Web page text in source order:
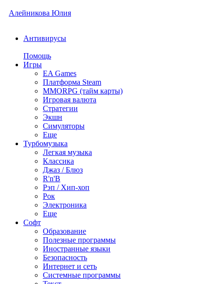
Алейникова Юлия
Антивирусы
Помощь
Игры
EA Games
Платформа Steam
MMORPG (тайм карты)
Игровая валюта
Стратегии
Экшн
Симуляторы
Еще
Турбомузыка
Легкая музыка
Классика
Джаз / Блюз
R'n'B
Рэп / Хип-хоп
Рок
Электроника
Еще
Софт
Образование
Полезные программы
Иностранные языки
Безопасность
Интернет и сеть
Системные программы